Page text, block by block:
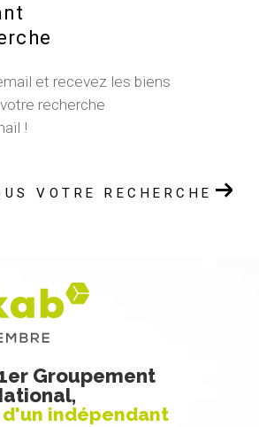
et recevez les biens
recherche
!
VOTRE RECHERCHE
Groupement
indépendant